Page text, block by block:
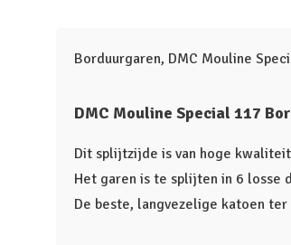
Borduurgaren, DMC Mouline
DMC Mouline Special 117
Dit splijtzijde is van hoge
Het garen is te splijten in 6 losse
De beste, langvezelige katoen